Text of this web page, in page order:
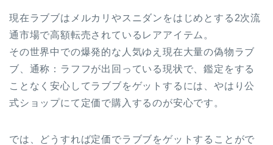
現在ラブブはメルカリやスニダンをはじめとする2次流
通市場で高額転売されているレアアイテム。
その世界中での爆発的な人気ゆえ現在大量の偽物ラブ
ブ、通称：ラフフが出回っている現状で、鑑定をする
ことなく安心してラブブをゲットするには、やはり公
式ショップにて定価で購入するのが安心です。
では、どうすれば定価でラブブをゲットすることがで